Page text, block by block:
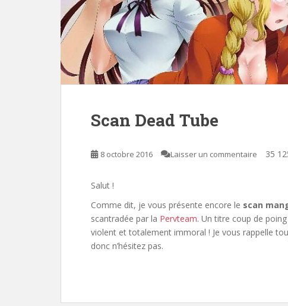
Scan Dead Tube
8 octobre 2016 Laisser un commentaire 35
Salut !
Comme dit, je vous présente encore le scan
scantradée par la Pervteam. Un titre coup de
violent et totalement immoral ! Je vous rappelle
donc n’hésitez pas.